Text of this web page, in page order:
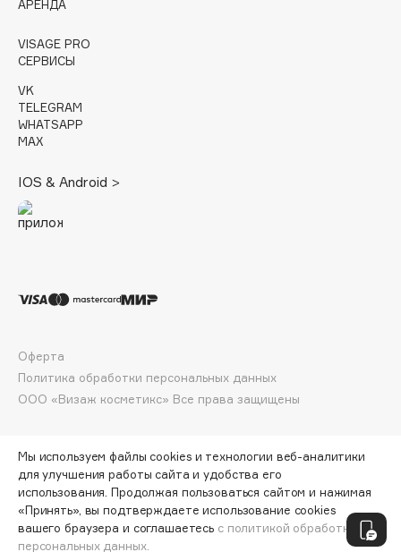
d'Alba
DABO
DARLING*
Darphin
Davines
Dessange
Dior
Dr. Vranjes Firenze
DSD de Luxe
Dyson
ПО ЗОЛОТОЙ КАРТЕ: 3911 ₽
АРЕНДА
VISAGE PRO
СЕРВИСЫ
VK
TELEGRAM
WHATSAPP
MAX
IOS & Android >
ООО «Визаж косметикс» Все права защищены
Оферта
Политика обработки персональных данных
Мы используем файлы cookies и технологии веб-аналитики
для улучшения работы сайта и удобства его
использования. Продолжая пользоваться сайтом и нажимая
«Принять», вы подтверждаете использование cookies
вашего браузера и соглашаетесь с политикой обработки
персональных данных.